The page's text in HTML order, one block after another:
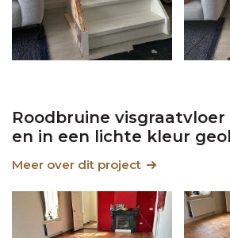
Roodbruine
en in een lichte kleur
Meer over dit project